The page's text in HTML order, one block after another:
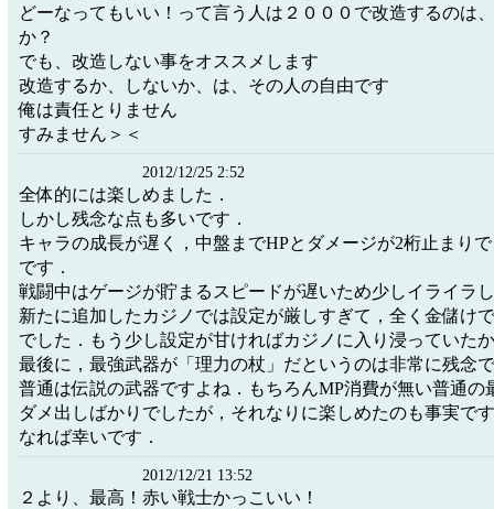
どーなってもいい！って言う人は２０００で改造するのは
か？
でも、改造しない事をオススメします
改造するか、しないか、は、その人の自由です
俺は責任とりません
すみません＞＜
2012/12/25 2:52
全体的には楽しめました．
しかし残念な点も多いです．
キャラの成長が遅く，中盤までHPとダメージが2桁止まり
です．
戦闘中はゲージが貯まるスピードが遅いため少しイライラ
新たに追加したカジノでは設定が厳しすぎて，全く金儲け
でした．もう少し設定が甘ければカジノに入り浸っていた
最後に，最強武器が「理力の杖」だというのは非常に残念
普通は伝説の武器ですよね．もちろんMP消費が無い普通の
ダメ出しばかりでしたが，それなりに楽しめたのも事実で
なれば幸いです．
2012/12/21 13:52
２より、最高！赤い戦士かっこいい！